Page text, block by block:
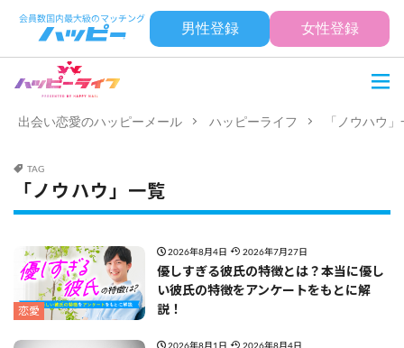
男性登録 女性登録
出会い恋愛のハッピーメール ハッピーライフ 「ノウハウ
TAG
「ノウハウ」一覧
恋愛
2026年8月4日 2026年7月27日
優しすぎる彼氏の特徴とは？本当に優し
い彼氏の特徴をアンケートをもとに解
説！
2026年8月1日 2026年8月4日